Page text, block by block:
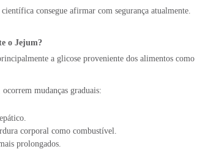
consegue afirmar com segurança atualmente.
o Jejum?
a glicose proveniente dos alimentos como
mudanças graduais:
corporal como combustível.
prolongados.